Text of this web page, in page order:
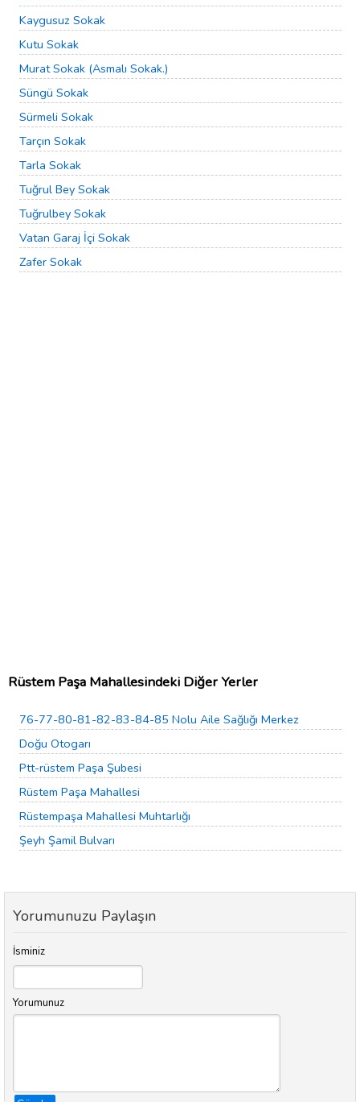
Kaygusuz Sokak
Kutu Sokak
Murat Sokak (Asmalı Sokak.)
Süngü Sokak
Sürmeli Sokak
Tarçın Sokak
Tarla Sokak
Tuğrul Bey Sokak
Tuğrulbey Sokak
Vatan Garaj İçi Sokak
Zafer Sokak
Rüstem Paşa Mahallesindeki Diğer Yerler
76-77-80-81-82-83-84-85 Nolu Aile Sağlığı Merkez
Doğu Otogarı
Ptt-rüstem Paşa Şubesi
Rüstem Paşa Mahallesi
Rüstempaşa Mahallesi Muhtarlığı
Şeyh Şamil Bulvarı
Yorumunuzu Paylaşın
İsminiz
Yorumunuz